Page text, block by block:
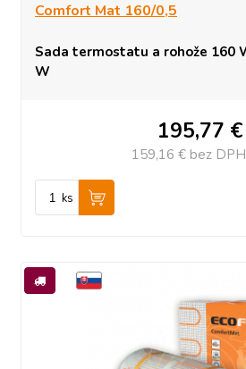
Comfort Mat 160/0,5
Sada termostatu a rohože 160
W
195,77 €
159,16 € bez
ks